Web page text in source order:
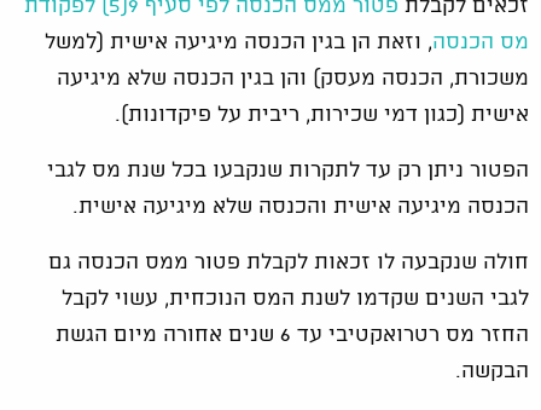
זכאים לקבלת
פטור ממס הכנסה לפי סעיף 9(5) לפקודת
מס הכנסה, וזאת הן בגין הכנסה מיגיעה אישית (למשל
משכורת, הכנסה מעסק) והן בגין הכנסה שלא מיגיעה
אישית (כגון דמי שכירות, ריבית על פיקדונות).
הפטור ניתן רק עד לתקרות שנקבעו בכל שנת מס לגבי
הכנסה מיגיעה אישית והכנסה שלא מיגיעה אישית.
חולה שנקבעה לו זכאות לקבלת פטור ממס הכנסה גם
לגבי השנים שקדמו לשנת המס הנוכחית, עשוי לקבל
החזר מס רטרואקטיבי עד 6 שנים אחורה מיום הגשת
הבקשה.